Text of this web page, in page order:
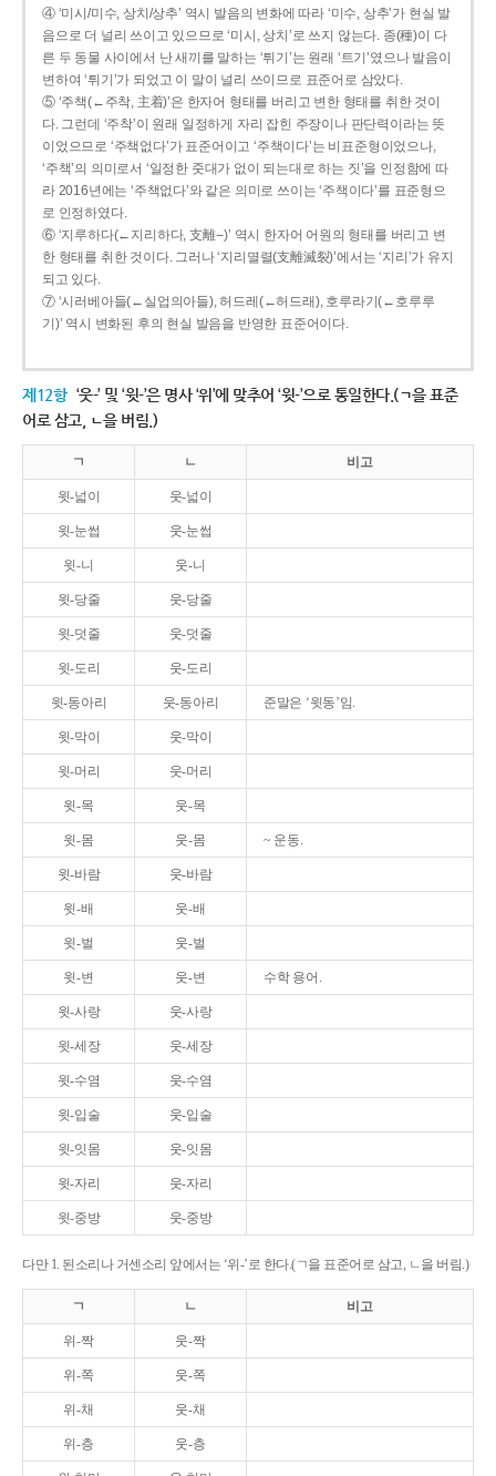
④ ‘미시/미수, 상치/상추’ 역시 발음의 변화에 따라 ‘미수, 상추’가 현실 발
음으로 더 널리 쓰이고 있으므로 ‘미시, 상치’로 쓰지 않는다. 종(種)이 다
른 두 동물 사이에서 난 새끼를 말하는 ‘튀기’는 원래 ‘트기’였으나 발음이
변하여 ‘튀기’가 되었고 이 말이 널리 쓰이므로 표준어로 삼았다.
⑤ ‘주책(←주착, 主着)’은 한자어 형태를 버리고 변한 형태를 취한 것이
다. 그런데 ‘주착’이 원래 일정하게 자리 잡힌 주장이나 판단력이라는 뜻
이었으므로 ‘주책없다’가 표준어이고 ‘주책이다’는 비표준형이었으나,
‘주책’의 의미로서 ‘일정한 줏대가 없이 되는대로 하는 짓’을 인정함에 따
라 2016년에는 ‘주책없다’와 같은 의미로 쓰이는 ‘주책이다’를 표준형으
로 인정하였다.
⑥ ‘지루하다(←지리하다, 支離--)’ 역시 한자어 어원의 형태를 버리고 변
한 형태를 취한 것이다. 그러나 ‘지리멸렬(支離滅裂)’에서는 ‘지리’가 유지
되고 있다.
⑦ ‘시러베아들(←실업의아들), 허드레(←허드래), 호루라기(←호루루
기)’ 역시 변화된 후의 현실 발음을 반영한 표준어이다.
제12항 ‘웃-’ 및 ‘윗-’은 명사 ‘위’에 맞추어 ‘윗-’으로 통일한다.(ㄱ을 표준
어로 삼고, ㄴ을 버림.)
ㄱ ㄴ 비고
윗-넓이 웃-넓이
윗-눈썹 웃-눈썹
윗-니 웃-니
윗-당줄 웃-당줄
윗-덧줄 웃-덧줄
윗-도리 웃-도리
윗-동아리 웃-동아리 준말은 ‘윗동’임.
윗-막이 웃-막이
윗-머리 웃-머리
윗-목 웃-목
윗-몸 웃-몸 ~ 운동.
윗-바람 웃-바람
윗-배 웃-배
윗-벌 웃-벌
윗-변 웃-변 수학 용어.
윗-사랑 웃-사랑
윗-세장 웃-세장
윗-수염 웃-수염
윗-입술 웃-입술
윗-잇몸 웃-잇몸
윗-자리 웃-자리
윗-중방 웃-중방
다만 1. 된소리나 거센소리 앞에서는 ‘위-’로 한다.(ㄱ을 표준어로 삼고, ㄴ을 버림.)
ㄱ ㄴ 비고
위-짝 웃-짝
위-쪽 웃-쪽
위-채 웃-채
위-층 웃-층